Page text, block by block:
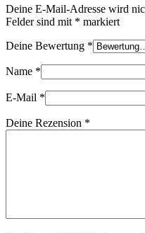
Deine E-Mail-Adresse wird
Felder sind mit * markiert
Deine Bewertung *
Name *
E-Mail *
Deine Rezension *